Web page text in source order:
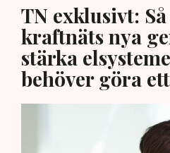
TN exklusivt:
kraftnäts nya
stärka
behöver göra